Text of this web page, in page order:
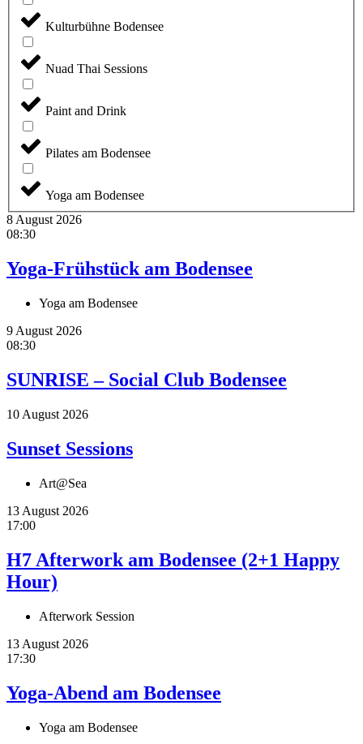
Kulturbühne Bodensee
Nuad Thai Sessions
Paint and Drink
Pilates am Bodensee
Yoga am Bodensee
8 August 2026
08:30
Yoga-Frühstück am Bodensee
Yoga am Bodensee
9 August 2026
08:30
SUNRISE – Social Club Bodensee
10 August 2026
Sunset Sessions
Art@Sea
13 August 2026
17:00
H7 Afterwork am Bodensee (2+1 Happy
Hour)
Afterwork Session
13 August 2026
17:30
Yoga-Abend am Bodensee
Yoga am Bodensee